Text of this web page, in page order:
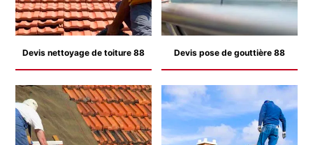
Devis nettoyage de toiture 88 Devis pose de gouttière 88